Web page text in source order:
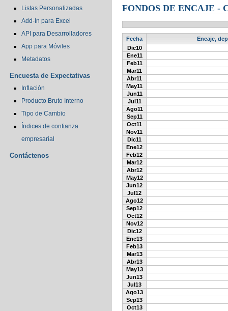
Listas Personalizadas
Add-In para Excel
API para Desarrolladores
App para Móviles
Metadatos
Encuesta de Expectativas
Inflación
Producto Bruto Interno
Tipo de Cambio
Índices de confianza
empresarial
Contáctenos
FONDOS DE ENCAJE -
Fecha
Encaje,
Dic10
Ene11
Feb11
Mar11
Abr11
May11
Jun11
Jul11
Ago11
Sep11
Oct11
Nov11
Dic11
Ene12
Feb12
Mar12
Abr12
May12
Jun12
Jul12
Ago12
Sep12
Oct12
Nov12
Dic12
Ene13
Feb13
Mar13
Abr13
May13
Jun13
Jul13
Ago13
Sep13
Oct13